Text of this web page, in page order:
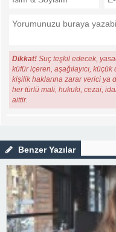
Dikkat! Suç teşkil edecek,
küfür içeren, aşağılayıcı,
kişilik haklarına zarar verici ya
her türlü mali, hukuki, cezai,
aittir.
Benzer Yazılar